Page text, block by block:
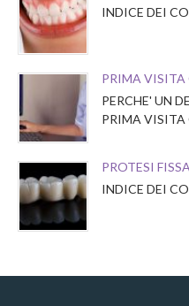
INDICE DEI
PRIMA VISITA
PERCHE' UN
PRIMA VISITA
PROTESI
INDICE DEI